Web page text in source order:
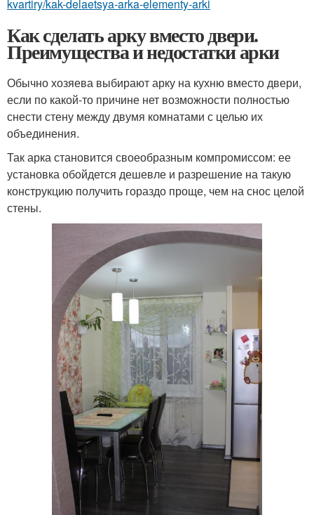
kvartiry/kak-delaetsya-arka-elementy-arki
Как сделать арку вместо двери.
Преимущества и недостатки арки
Обычно хозяева выбирают арку на кухню вместо двери,
если по какой-то причине нет возможности полностью
снести стену между двумя комнатами с целью их
объединения.
Так арка становится своеобразным компромиссом: ее
установка обойдется дешевле и разрешение на такую
конструкцию получить гораздо проще, чем на снос целой
стены.